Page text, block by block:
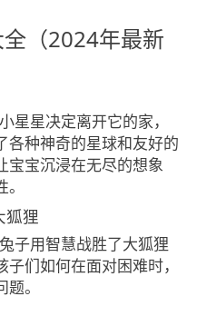
（2024年最新
星星决定离开它的家，
各种神奇的星球和友好的
宝宝沉浸在无尽的想象
狐狸
子用智慧战胜了大狐狸
们如何在面对困难时，
。